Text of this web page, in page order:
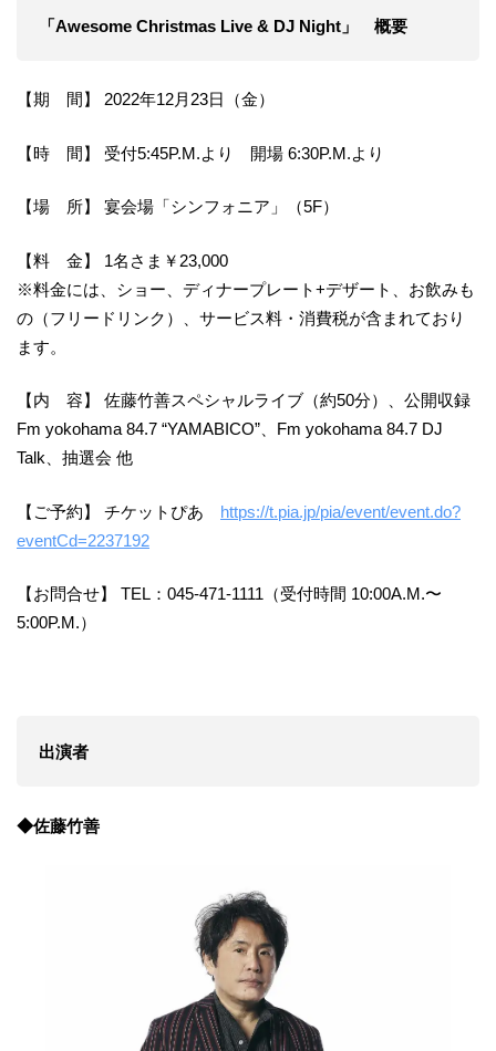
「Awesome Christmas Live & DJ Night」 概要
【期 間】 2022年12月23日（金）
【時 間】 受付5:45P.M.より 開場 6:30P.M.より
【場 所】 宴会場「シンフォニア」（5F）
【料 金】 1名さま￥23,000
※料金には、ショー、ディナープレート+デザート、お飲みも
の（フリードリンク）、サービス料・消費税が含まれており
ます。
【内 容】 佐藤竹善スペシャルライブ（約50分）、公開収録
Fm yokohama 84.7 “YAMABICO”、Fm yokohama 84.7 DJ
Talk、抽選会 他
【ご予約】 チケットぴあ https://t.pia.jp/pia/event/event.do?
eventCd=2237192
【お問合せ】 TEL：045-471-1111（受付時間 10:00A.M.〜
5:00P.M.）
出演者
◆佐藤竹善